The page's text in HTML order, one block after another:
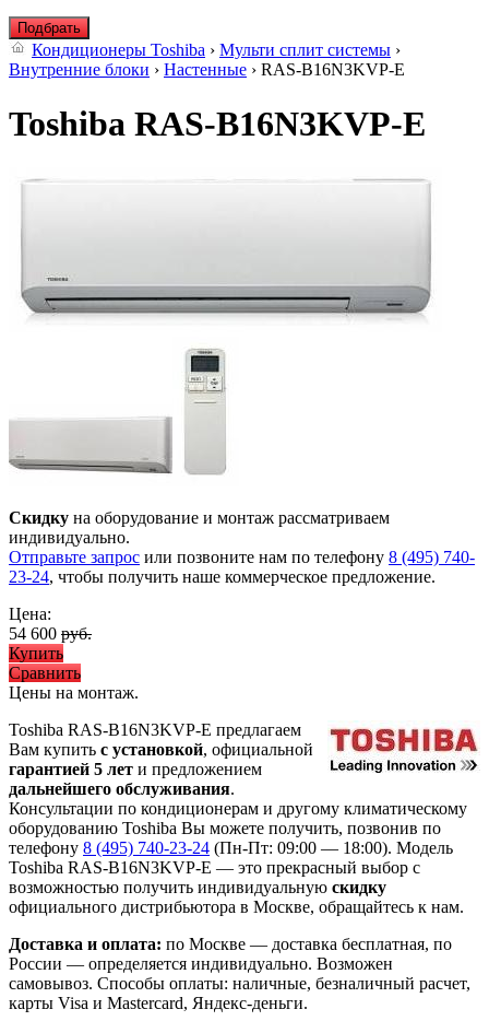
Подбрать
Кондиционеры Toshiba › Мульти сплит системы ›
Внутренние блоки › Настенные › RAS-B16N3KVP-E
Toshiba RAS-B16N3KVP-E
Скидку на оборудование и монтаж рассматриваем
индивидуально.
Отправьте запрос или позвоните нам по телефону 8 (495) 740-
23-24, чтобы получить наше коммерческое предложение.
Цена:
54 600 руб.
Купить
Сравнить
Цены на монтаж.
Toshiba RAS-B16N3KVP-E предлагаем
Вам купить с установкой, официальной
гарантией 5 лет и предложением
дальнейшего обслуживания.
Консультации по кондиционерам и другому климатическому
оборудованию Toshiba Вы можете получить, позвонив по
телефону 8 (495) 740-23-24 (Пн-Пт: 09:00 — 18:00). Модель
Toshiba RAS-B16N3KVP-E — это прекрасный выбор с
возможностью получить индивидуальную скидку
официального дистрибьютора в Москве, обращайтесь к нам.
Доставка и оплата: по Москве — доставка бесплатная, по
России — определяется индивидуально. Возможен
самовывоз. Способы оплаты: наличные, безналичный расчет,
карты Visa и Mastercard, Яндекс-деньги.